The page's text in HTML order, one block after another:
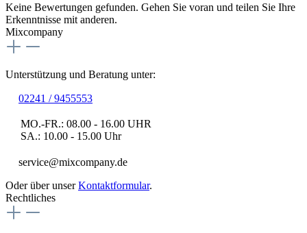
Keine Bewertungen gefunden. Gehen Sie voran und teilen Sie Ihre
Erkenntnisse mit anderen.
Mixcompany
Unterstützung und Beratung unter:
02241 / 9455553
MO.-FR.: 08.00 - 16.00 UHR
SA.: 10.00 - 15.00 Uhr
service@mixcompany.de
Oder über unserKontaktformular.
Rechtliches